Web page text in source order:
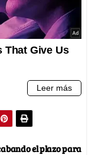
el plazo para